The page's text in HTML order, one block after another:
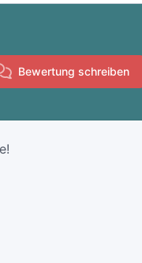
Bewertung schreiben